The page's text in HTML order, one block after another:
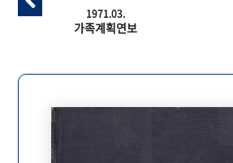
1971.03.
가족계획연보